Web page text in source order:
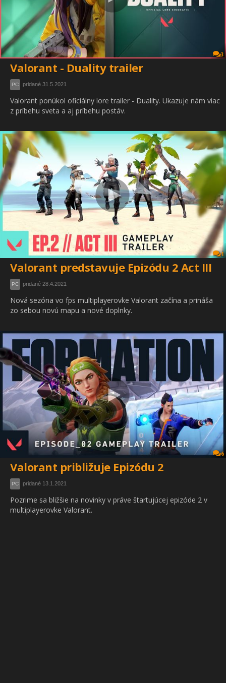
3
Valorant - Duality trailer
PC pridané 31.5.2021
Valorant ponúkol oficiálny lore trailer - Duality. Ukazuje nám viac
z príbehu sveta a aj príbehu postáv.
1
Valorant predstavuje Epizódu 2 Act III
PC pridané 28.4.2021
Nová sezóna vo fps multiplayerovke Valorant začína a prináša
zo sebou novú mapu a nové doplnky.
6
Valorant približuje Epizódu 2
PC pridané 13.1.2021
Pozrime sa bližšie na novinky v práve štartujúcej epizóde 2 v
multiplayerovke Valorant.